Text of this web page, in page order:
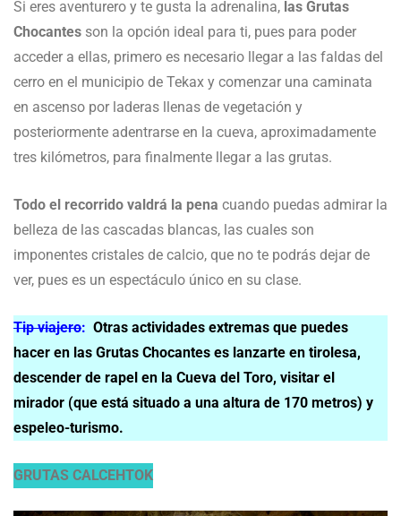
Si eres aventurero y te gusta la adrenalina, las Grutas
Chocantes son la opción ideal para ti, pues para poder
acceder a ellas, primero es necesario llegar a las faldas del
cerro en el municipio de Tekax y comenzar una caminata
en ascenso por laderas llenas de vegetación y
posteriormente adentrarse en la cueva, aproximadamente
tres kilómetros, para finalmente llegar a las grutas.
Todo el recorrido valdrá la pena cuando puedas admirar la
belleza de las cascadas blancas, las cuales son
imponentes cristales de calcio, que no te podrás dejar de
ver, pues es un espectáculo único en su clase.
Tip viajero: Otras actividades extremas que puedes
hacer en las Grutas Chocantes es lanzarte en tirolesa,
descender de rapel en la Cueva del Toro, visitar el
mirador (que está situado a una altura de 170 metros) y
espeleo-turismo.
GRUTAS CALCEHTOK